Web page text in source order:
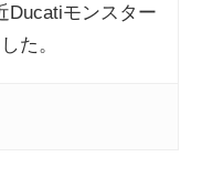
Ducatiモンスター
た。